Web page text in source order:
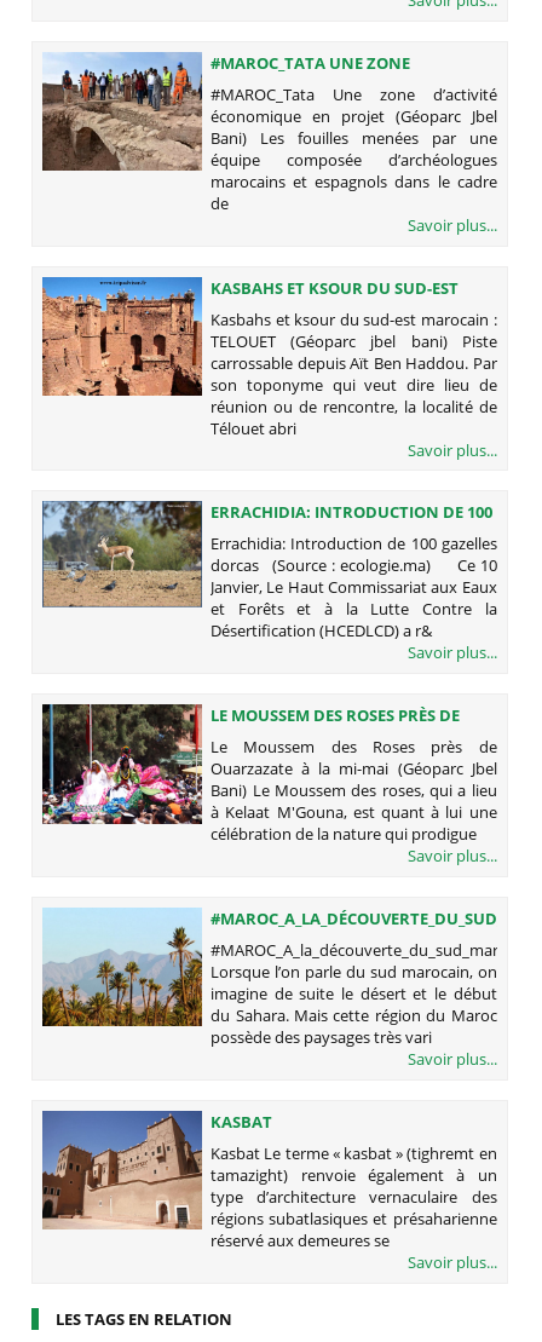
#MAROC_TATA UNE ZONE
D’ACTIVITÉ ÉCONOMIQUE EN PROJET
(GÉOPARC JBEL BANI)
#MAROC_Tata Une zone d’activité
économique en projet (Géoparc Jbel
Bani) Les fouilles menées par une
équipe composée d’archéologues
marocains et espagnols dans le cadre
de
Savoir plus...
KASBAHS ET KSOUR DU SUD-EST
MAROCAIN : TELOUET (GÉOPARC JBEL
BANI)
Kasbahs et ksour du sud-est marocain :
TELOUET (Géoparc jbel bani) Piste
carrossable depuis Aït Ben Haddou. Par
son toponyme qui veut dire lieu de
réunion ou de rencontre, la localité de
Télouet abri
Savoir plus...
ERRACHIDIA: INTRODUCTION DE 100
GAZELLES DORCAS
Errachidia: Introduction de 100 gazelles
dorcas (Source : ecologie.ma) Ce 10
Janvier, Le Haut Commissariat aux Eaux
et Forêts et à la Lutte Contre la
Désertification (HCEDLCD) a r&
Savoir plus...
LE MOUSSEM DES ROSES PRÈS DE
OUARZAZATE À LA MI-MAI (GÉOPARC
JBEL BANI)
Le Moussem des Roses près de
Ouarzazate à la mi-mai (Géoparc Jbel
Bani) Le Moussem des roses, qui a lieu
à Kelaat M'Gouna, est quant à lui une
célébration de la nature qui prodigue
Savoir plus...
#MAROC_A_la_découverte_du_sud_marocain
Lorsque l’on parle du sud marocain, on
imagine de suite le désert et le début
du Sahara. Mais cette région du Maroc
possède des paysages très vari
Savoir plus...
KASBAT
Kasbat Le terme « kasbat » (tighremt en
tamazight) renvoie également à un
type d’architecture vernaculaire des
régions subatlasiques et présaharienne
réservé aux demeures se
Savoir plus...
LES TAGS EN RELATION